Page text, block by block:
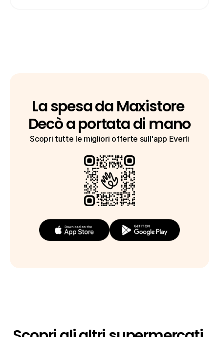
La spesa da Maxistore
Decò a portata di mano
Scopri tutte le migliori offerte sull'app Everli